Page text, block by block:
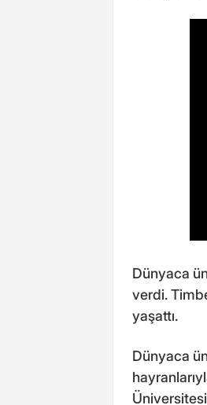
Dünyaca
verdi.
yaşattı.
Dünyaca